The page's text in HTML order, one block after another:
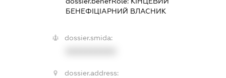
БЕНЕФІЦІАРНИЙ ВЛАСНИК
dossier.smida:
dossier.address: